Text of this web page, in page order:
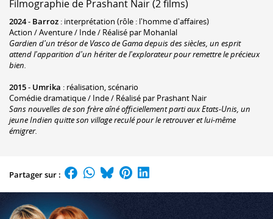
Filmographie de Prashant Nair (2 films)
2024- Barroz : interprétation (rôle : l'homme d'affaires)
Action / Aventure / Inde / Réalisé par Mohanlal
Gardien d'un trésor de Vasco de Gama depuis des siècles, un esprit
attend l'apparition d'un hériter de l'explorateur pour remettre le précieux
bien.
2015- Umrika : réalisation, scénario
Comédie dramatique / Inde / Réalisé par Prashant Nair
Sans nouvelles de son frère aîné officiellement parti aux Etats-Unis, un
jeune Indien quitte son village reculé pour le retrouver et lui-même
émigrer.
Partager sur :